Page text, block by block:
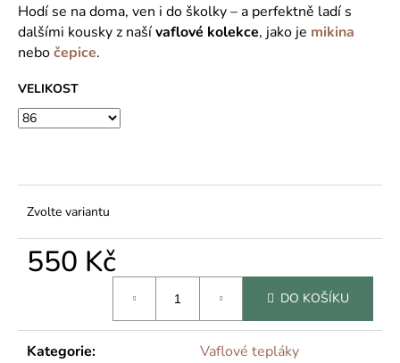
Hodí se na doma, ven i do školky – a perfektně ladí s
dalšími kousky z našívaflové kolekce, jako je mikina
nebočepice.
VELIKOST
Zvolte variantu
550 Kč
DO KOŠÍKU
Kategorie:
Vaflové tepláky
u
j
e
e